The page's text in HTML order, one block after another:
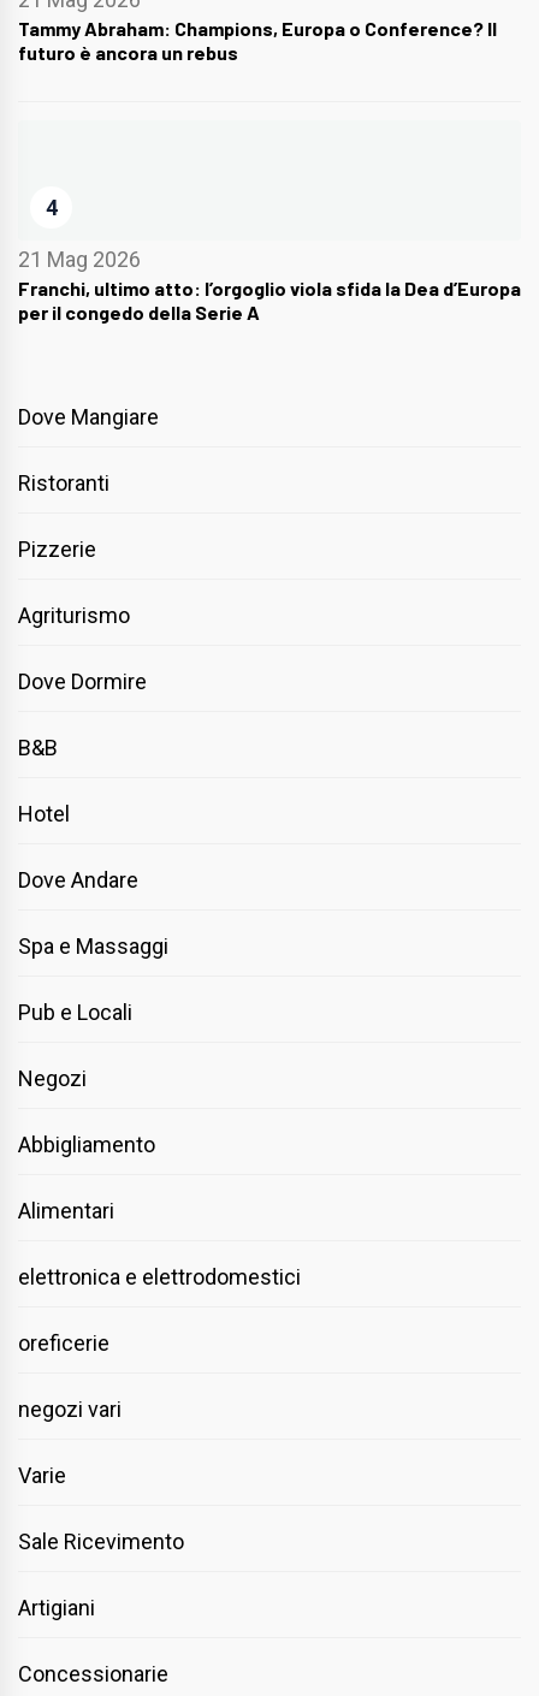
Tammy Abraham: Champions, Europa o Conference? Il
futuro è ancora un rebus
4
21 Mag 2026
Franchi, ultimo atto: l’orgoglio viola sfida la Dea d’Europa
per il congedo della Serie A
Dove Mangiare
Ristoranti
Pizzerie
Agriturismo
Dove Dormire
B&B
Hotel
Dove Andare
Spa e Massaggi
Pub e Locali
Negozi
Abbigliamento
Alimentari
elettronica e elettrodomestici
oreficerie
negozi vari
Varie
Sale Ricevimento
Artigiani
Concessionarie